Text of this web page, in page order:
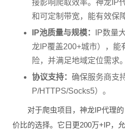
接影响爬取效率。神龙IP
和可定制带宽，能有效保
IP池质量与规模：
IP数量
龙IP覆盖200+城市），能
险，并满足地域定位需求。
协议支持：确保服务商支
P/HTTPS/Socks5）。
对于爬虫项目，神龙IP代理的
价比的选择。它日更200万+IP，